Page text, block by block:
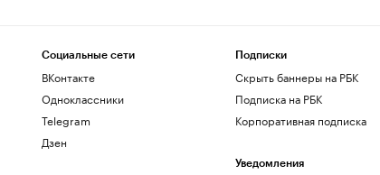
Социальные сети
ВКонтакте
Одноклассники
Telegram
Дзен
Подписки
Скрыть баннеры на РБК
Подписка на РБК
Корпоративная подписка
Уведомления